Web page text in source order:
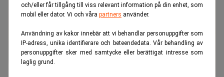
och/eller får tillgång till viss relevant information på din enhet, som
mobil eller dator. Vi och våra partners använder.
Användning av kakor innebär att vi behandlar personuppgifter som
IP-adress, unika identifierare och beteendedata. Vår behandling av
personuppgifter sker med samtycke eller berättigat intresse som
laglig grund.